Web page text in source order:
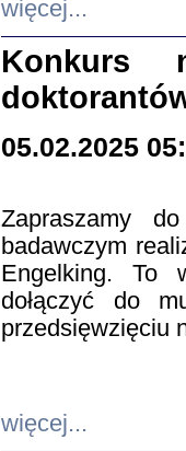
więcej...
Konkurs
05.02.2025
Zapraszamy
badawczym
Engelking. To
dołączyć do
przedsięwzięciu
więcej...